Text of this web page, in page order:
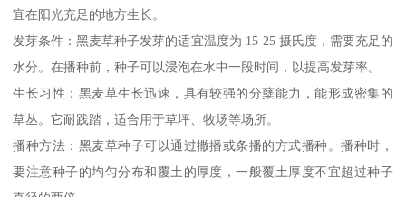
宜在阳光充足的地方生长。
发芽条件：黑麦草种子发芽的适宜温度为 15-25 摄氏度，需要充足的
水分。在播种前，种子可以浸泡在水中一段时间，以提高发芽率。
生长习性：黑麦草生长迅速，具有较强的分蘖能力，能形成密集的
草丛。它耐践踏，适合用于草坪、牧场等场所。
播种方法：黑麦草种子可以通过撒播或条播的方式播种。播种时，
要注意种子的均匀分布和覆土的厚度，一般覆土厚度不宜超过种子